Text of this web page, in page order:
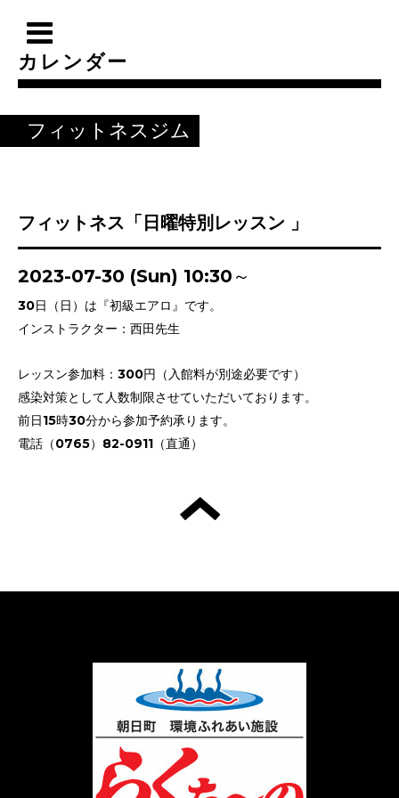
カレンダー
フィットネスジム
フィットネス「日曜特別レッスン 」
2023-07-30 (Sun) 10:30～
30日（日）は『初級エアロ』です。
インストラクター：西田先生
レッスン参加料：300円（入館料が別途必要です）
感染対策として人数制限させていただいております。
前日15時30分から参加予約承ります。
電話（0765）82-0911（直通）